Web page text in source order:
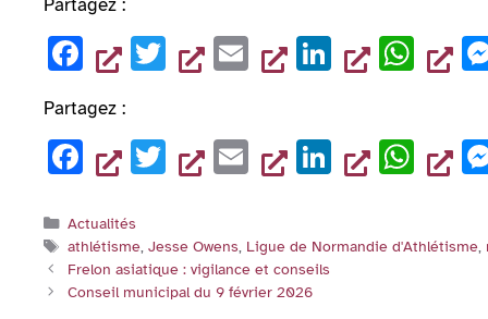
Partagez :
F
a
c
e
o
o
k
T
wi
er
E
m
Li
n
e
W
h
s
p
Partagez :
F
a
c
e
b
T
wi
er
E
m
l
Li
n
e
W
h
s
Catégories
Actualités
Étiquettes
athlétisme, Jesse Owens, Ligue de Normandie d'Athlétisme,
Frelon asiatique : vigilance et conseils
Conseil municipal du 9 février 2026